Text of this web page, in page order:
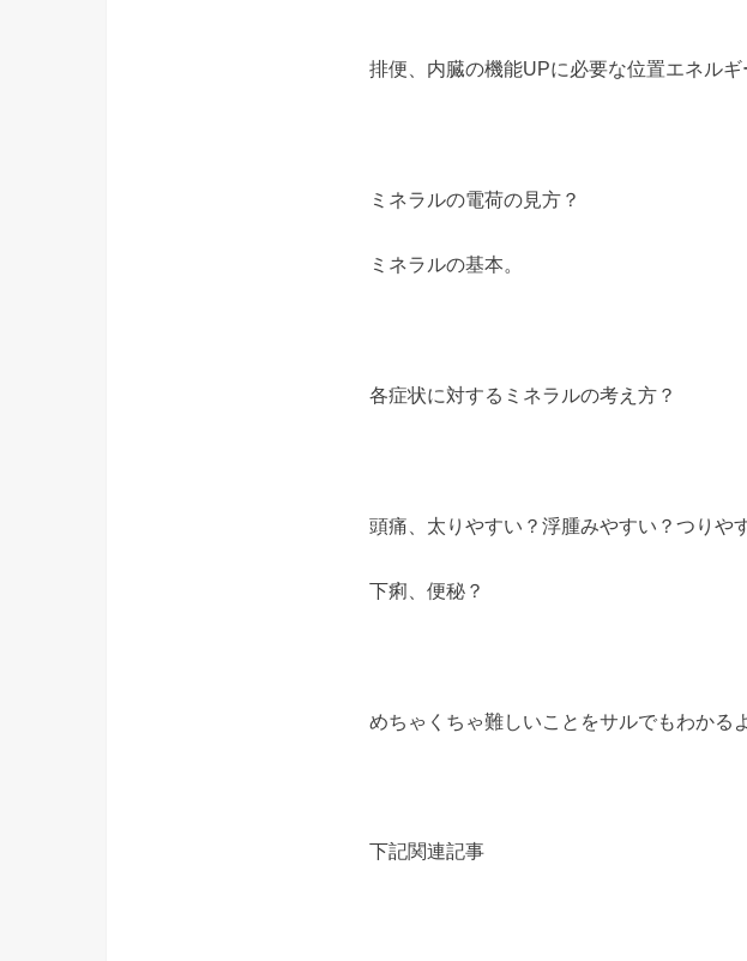
排便、内臓の機能UPに必要な位置エネルギ
ミネラルの電荷の見方？
ミネラルの基本。
各症状に対するミネラルの考え方？
頭痛、太りやすい？浮腫みやすい？つりや
下痢、便秘？
めちゃくちゃ難しいことをサルでもわかる
下記関連記事